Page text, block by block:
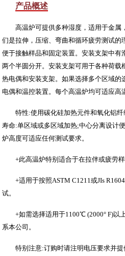
产品概述
高温炉可提供多种湿度，适用于金属
们是拉伸，压缩、弯曲和循环疲劳测试的
便于接触样品和固定装置。安装支架中有
两个半圆分开。安装支架可用于各种荷载
热电偶和安装支架。如果选择多个区域的
电偶和温控装置。每个高温炉均可适应高
特性:使用碳化硅加热元件和氧化铝纤
寿命:单区域或多区域加热;中心分离设计
炉高度可适应任何测试要求。
+此高温炉特别适合于在拉伴或疲劳样
+适用于按照ASTM C1211或JIs R1604
试。
+如需选择适用于1100℃ (2000° F)以
系本公司。
特别注意:订购时请注明电压要求并提